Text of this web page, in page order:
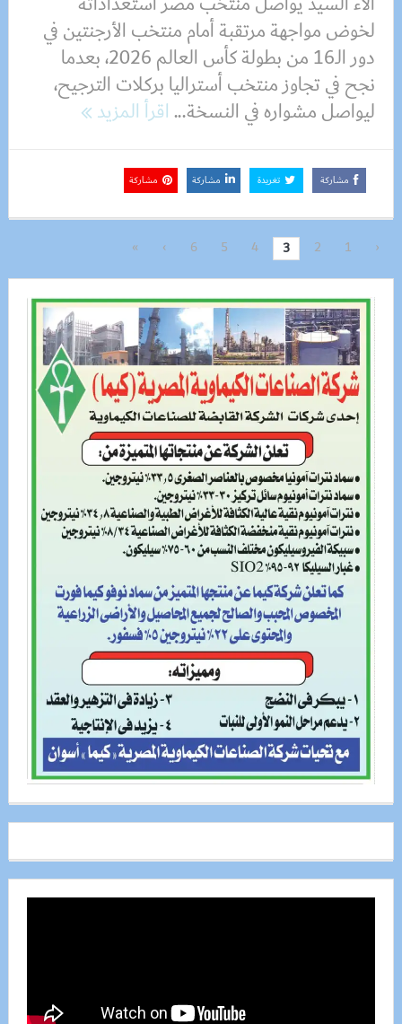
لخوض مواجهة مرتقبة أمام منتخب الأرجنتين في
دور الـ16 من بطولة كأس العالم 2026، بعدما
نجح في تجاوز منتخب أستراليا بركلات الترجيح،
ليواصل مشواره في النسخة...اقرأ المزيد
مشاركة تغريدة مشاركة مشاركة
‹
1
2
3
4
5
6
›
»